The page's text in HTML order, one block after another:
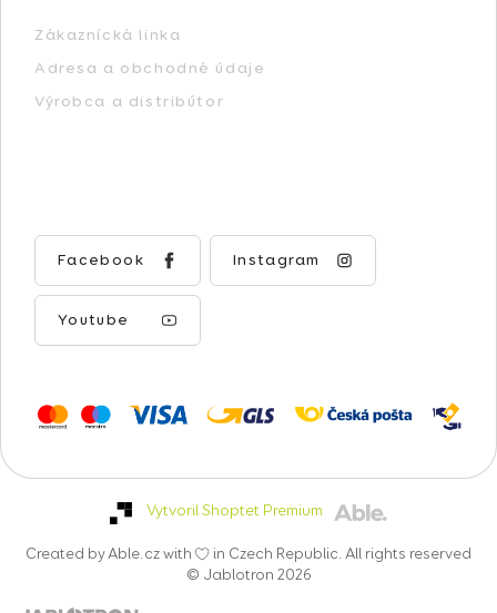
Zákaznícká linka
Adresa a obchodné údaje
Výrobca a distribútor
Facebook Instagram
Youtube
Vytvoril Shoptet Premium
Created by Able.cz with
in Czech Republic. All rights reserved
© Jablotron 2026